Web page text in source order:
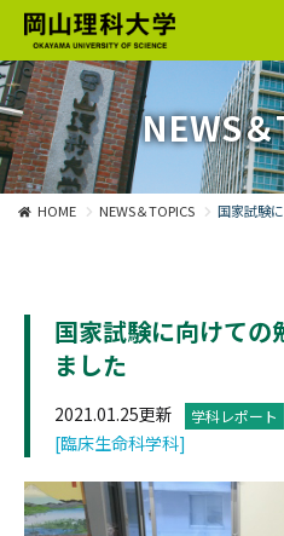
NEWS
HOME NEWS＆TOPICS 国家試験
国家試験に向けての
ました
2021.01.25更新 学科レポート
[臨床生命科学科]